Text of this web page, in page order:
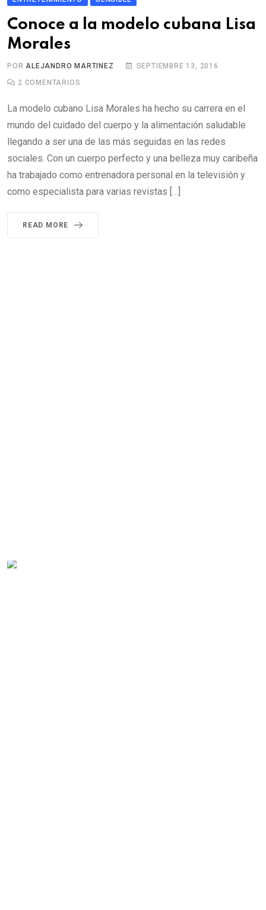
Conoce a la modelo cubana Lisa
Morales
POR ALEJANDRO MARTINEZ
SEPTIEMBRE 13, 2016
2 COMENTARIOS
La modelo cubano Lisa Morales ha hecho su carrera en el
mundo del cuidado del cuerpo y la alimentación saludable
llegando a ser una de las más seguidas en las redes
sociales. Con un cuerpo perfecto y una belleza muy caribeña
ha trabajado como entrenadora personal en la televisión y
como especialista para varias revistas […]
READ MORE